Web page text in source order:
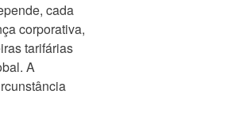
cada
corporativa,
tarifárias
A